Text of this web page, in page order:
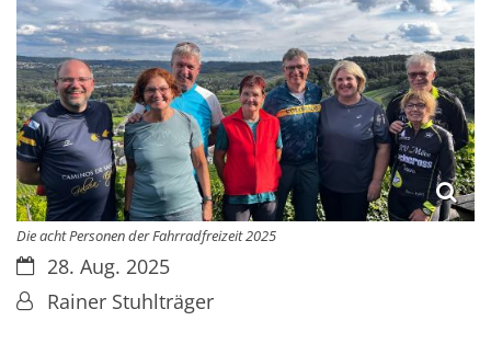
Die acht Personen der Fahrradfreizeit 2025
Datum:28. Aug. 2025
Von:Rainer Stuhlträger